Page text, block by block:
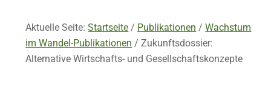
Aktuelle Seite:Startseite / Publikationen / Wachstum
im Wandel-Publikationen / Zukunftsdossier:
Alternative Wirtschafts- und Gesellschaftskonzepte